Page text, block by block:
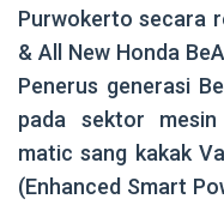
Purwokerto secara
& All New Honda
Penerus generasi
pada sektor
matic sang kakak
(Enhanced Smart